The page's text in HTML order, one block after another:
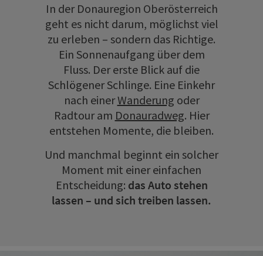
In der Donauregion Oberösterreich
geht es nicht darum, möglichst viel
zu erleben – sondern das Richtige.
Ein Sonnenaufgang über dem
Fluss. Der erste Blick auf die
Schlögener Schlinge. Eine Einkehr
nach einerWanderung oder
Radtour am Donauradweg. Hier
entstehen Momente, die bleiben.
Und manchmal beginnt ein solcher
Moment mit einer einfachen
Entscheidung: das Auto stehen
lassen – und sich treiben lassen.